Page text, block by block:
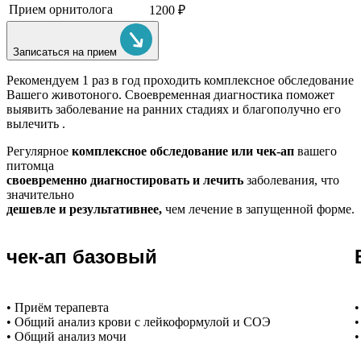
Прием орнитолога
1200 ₽
Записаться на прием
Рекомендуем 1 раз в год проходить комплексное обследование
Вашего животоного. Своевременная диагностика поможет
выявить заболевание на ранних стадиях и благополучно его
вылечить .
Регулярное комплексное обследование или чек-ап вашего
питомца
своевременно диагностировать и лечить заболевания, что
значительно
дешевле и результативнее, чем лечение в запущенной форме.
чек-ап базовый
• Приём терапевта
• Общий анализ крови с лейкоформулой и СОЭ
• Общий анализ мочи